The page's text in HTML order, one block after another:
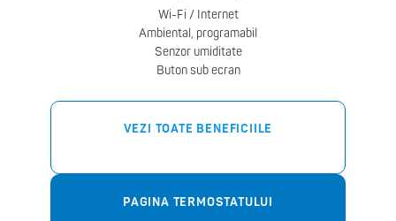
Wi-Fi / Internet
Ambiental, programabil
Senzor umiditate
Buton sub ecran
VEZI TOATE BENEFICIILE
PAGINA TERMOSTATULUI